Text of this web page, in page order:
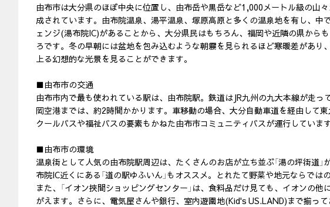
由布市は大分県のほぼ中央に位置し、由布岳や黒岳など1,000メートル級の山
成されています。由布院温泉、湯平温泉、塚原高原と多くの温泉地を有し、
ェンジ(湯布院IC)があることから、大分県民はもちろん、福岡や近隣の県から
ろです。冬の早朝には盆地を包み込むような朝霧を見られるほど寒暖差があり
上る幻想的な光景を見ることができます。
■由布市の交通
由布市内で最も使われている駅は、由布院駅。鉄道はJR九州の九大本線が走っ
岡空港までは、約2時間かかります。車移動の場合、大分自動車道を経由して
クールバスや福祉バスの要素もかねた由布市コミュニティバスが運行しています
■由布市の環境
温泉街として人気の由布院駅周辺は、たくさんのお店が立ち並ぶ「湯の坪街道
布院IC近くにある「道の駅ゆふいん」もオススメ。とれたて野菜や地元ならでは
また、「イオン挾間ショッピングセンター」は、食料品だけ見ても、イオンの
がえます。さらに、電気屋さんや銀行、室内遊園地(Kid's US.LAND)まで揃って